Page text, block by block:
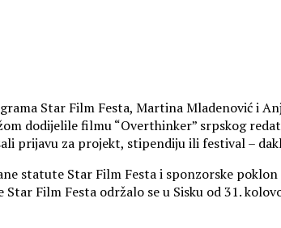
Star Film Festa, Martina Mladenović i
dodijelile filmu “Overthinker” srpskog
prijavu za projekt, stipendiju ili festival –
statute Star Film Festa i sponzorske
Star Film Festa održalo se u Sisku od 31.